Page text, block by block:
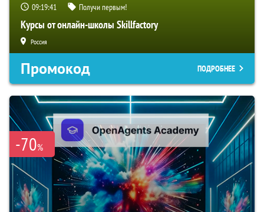
09:19:40 Получи первым!
Курсы от онлайн-школы Skillfactory
Россия
Промокод ПОДРОБНЕЕ
-70%